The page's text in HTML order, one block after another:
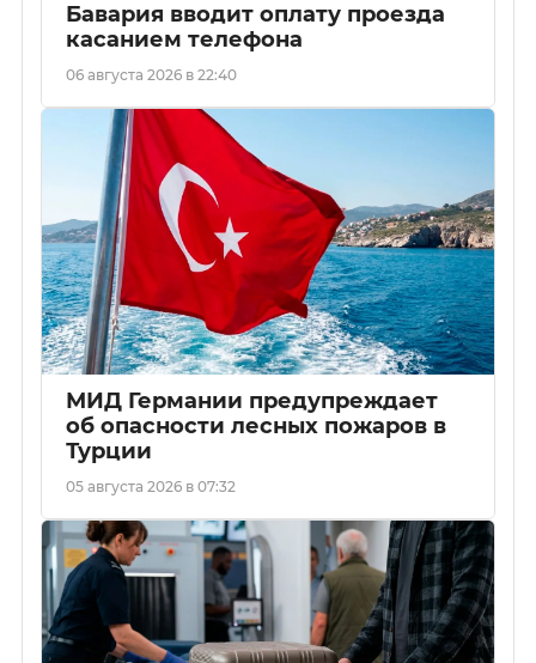
Бавария вводит оплату проезда
касанием телефона
06 августа 2026 в 22:40
МИД Германии предупреждает
об опасности лесных пожаров в
Турции
05 августа 2026 в 07:32